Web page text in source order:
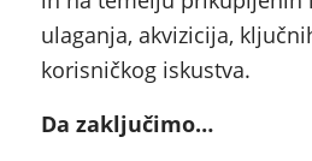
ulaganja, akvizicija,
korisničkog iskustva.
Da zaključimo…